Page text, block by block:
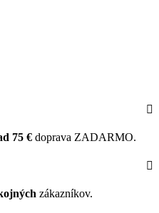
75 € doprava ZADARMO.
zákazníkov.